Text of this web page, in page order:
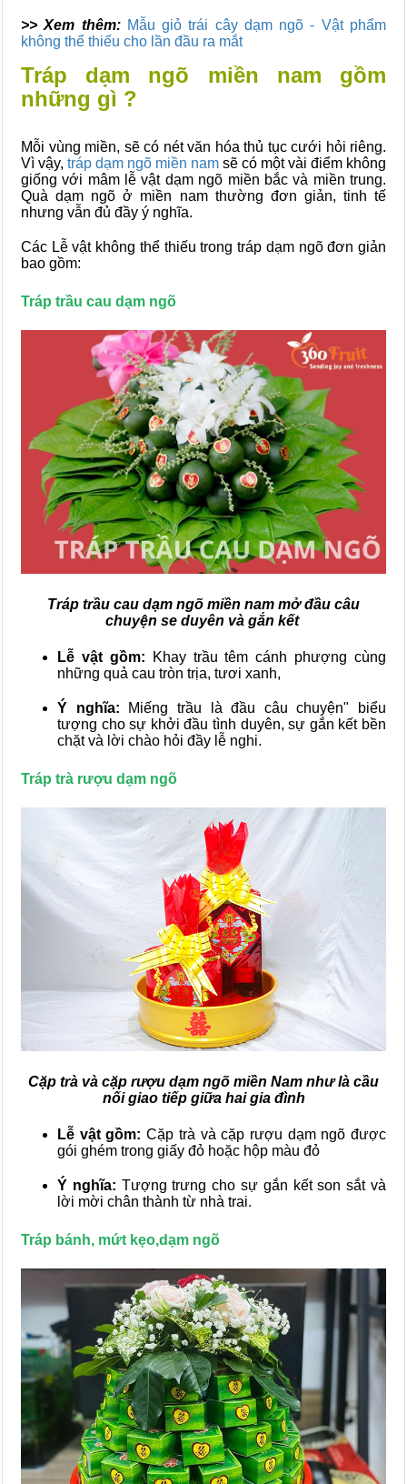
>> Xem thêm: Mẫu giỏ trái cây dạm ngõ - Vật phẩm
không thể thiếu cho lần đầu ra mắt
Tráp dạm ngõ miền nam gồm
những gì ?
Mỗi vùng miền, sẽ có nét văn hóa thủ tục cưới hỏi riêng.
Vì vậy, tráp dạm ngõ miền nam sẽ có một vài điểm không
giống với mâm lễ vật dạm ngõ miền bắc và miền trung.
Quà dạm ngõ ở miền nam thường đơn giản, tinh tế
nhưng vẫn đủ đầy ý nghĩa.
Các Lễ vật không thể thiếu trong tráp dạm ngõ đơn giản
bao gồm:
Tráp trầu cau dạm ngõ
Tráp trầu cau dạm ngõ miền nam mở đầu câu
chuyện se duyên và gắn kết
Lễ vật gồm: Khay trầu têm cánh phượng cùng
những quả cau tròn trịa, tươi xanh,
Ý nghĩa:
Miếng trầu là đầu câu chuyện" biểu
tượng cho sự khởi đầu tình duyên, sự gắn kết bền
chặt và lời chào hỏi đầy lễ nghi.
Tráp trà rượu dạm ngõ
Cặp trà và cặp rượu dạm ngõ miền Nam như là cầu
nối giao tiếp giữa hai gia đình
Lễ vật gồm: Cặp trà và cặp rượu dạm ngõ được
gói ghém trong giấy đỏ hoặc hộp màu đỏ
Ý nghĩa: Tượng trưng cho sự gắn kết son sắt và
lời mời chân thành từ nhà trai.
Tráp bánh, mứt kẹo,dạm ngõ